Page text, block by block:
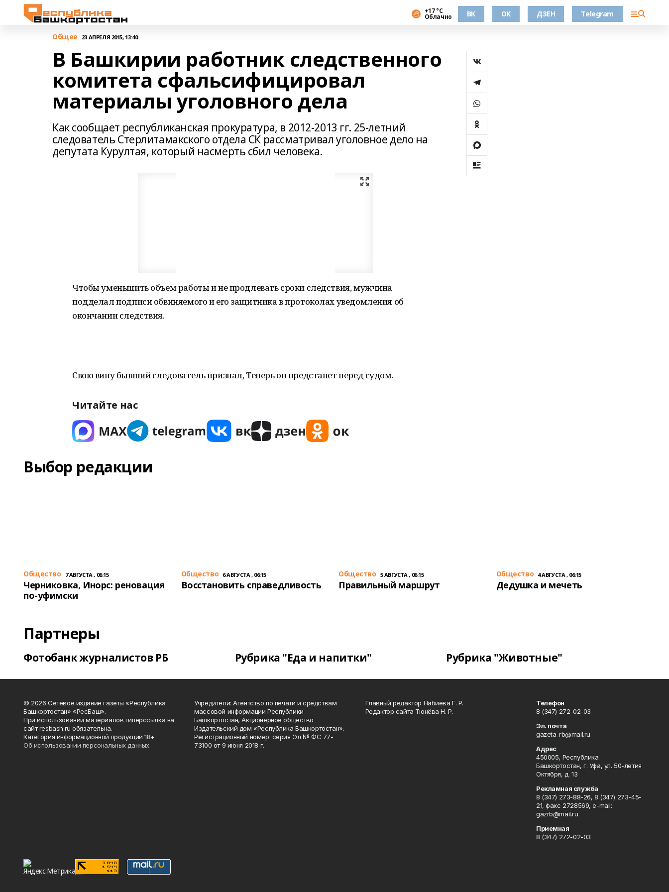
+17 °С
Облачно ВК OK ДЗЕН Telegram
Общее 23 АПРЕЛЯ 2015, 13:40
В Башкирии работник следственного
комитета сфальсифицировал
материалы уголовного дела
Как сообщает республиканская прокуратура, в 2012-2013 гг. 25-летний
следователь Стерлитамакского отдела СК рассматривал уголовное дело на
депутата Курултая, который насмерть сбил человека.
Чтобы уменьшить объем работы и не продлевать сроки следствия, мужчина
подделал подписи обвиняемого и его защитника в протоколах уведомления об
окончании следствия.
Свою вину бывший следователь признал, Теперь он предстанет перед судом.
Читайте нас
Выбор редакции
Общество 7 АВГУСТА , 06:15
Черниковка, Инорс: реновация
по-уфимски
Общество 6 АВГУСТА , 06:15
Восстановить справедливость
Общество 5 АВГУСТА , 06:15
Правильный маршрут
Общество 4 АВГУСТА , 06:15
Дедушка и мечеть
Партнеры
Фотобанк журналистов РБ Рубрика "Еда и напитки" Рубрика "Животные"
© 2026 Сетевое издание газеты «Республика
Башкортостан» «РесБаш».
При использовании материалов гиперссылка на
сайт resbash.ru обязательна.
Категория информационной продукции 18+
Об использовании персональных данных
Учредители: Агентство по печати и средствам
массовой информации Республики
Башкортостан, Акционерное общество
Издательский дом «Республика Башкортостан».
Регистрационный номер: серия Эл № ФС 77-
73100 от 9 июня 2018 г.
Главный редактор Набиева Г. Р.
Редактор сайта Тюнёва Н. Р.
Телефон
8 (347) 272-02-03
Эл. почта
gazeta_rb@mail.ru
Адрес
450005, Республика
Башкортостан, г. Уфа, ул. 50-летия
Октября, д. 13
Рекламная служба
8 (347) 273-88-26, 8 (347) 273-45-
21, факс 2728569, e-mail:
gazrb@mail.ru
Приемная
8 (347) 272-02-03